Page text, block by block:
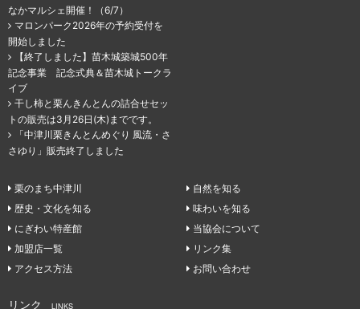
なかマルシェ開催！（6/7）
マロンパーク2026年の予約受付を
開始しました
【終了しました】苗木城築城500年
記念事業 記念式典＆苗木城トークラ
イブ
干し柿と栗んきんとんの詰合せセッ
トの販売は3月26日(木)までです。
「中津川栗きんとんめぐり 風流・さ
さゆり」販売終了しました
栗のまち中津川
自然を知る
歴史・文化を知る
味わいを知る
にぎわい特産館
当協会について
加盟店一覧
リンク集
アクセス方法
お問い合わせ
リンク LINKS